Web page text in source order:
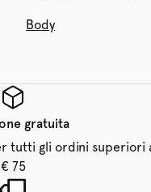
Body
gratuita
tutti gli ordini superiori
€ 75